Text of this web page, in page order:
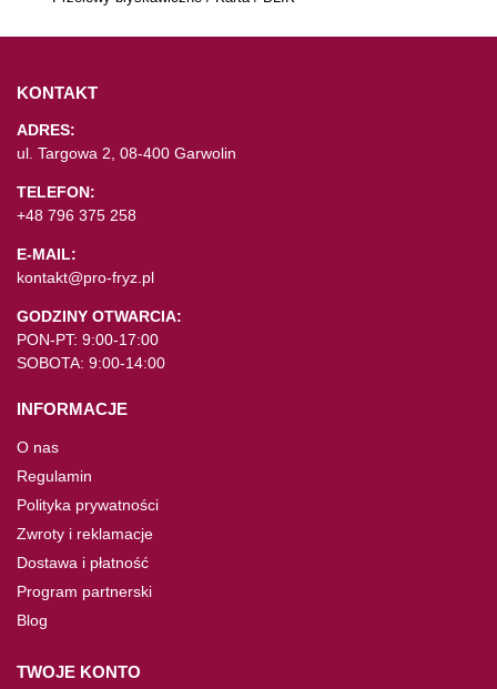
KONTAKT
ADRES:
ul. Targowa 2, 08-400 Garwolin
TELEFON:
+48 796 375 258
E-MAIL:
kontakt@pro-fryz.pl
GODZINY OTWARCIA:
PON-PT: 9:00-17:00
SOBOTA: 9:00-14:00
INFORMACJE
O nas
Regulamin
Polityka prywatności
Zwroty i reklamacje
Dostawa i płatność
Program partnerski
Blog
TWOJE KONTO